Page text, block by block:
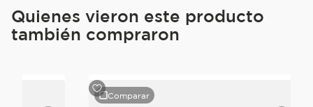
Quienes vieron este producto
también compraron
Comparar